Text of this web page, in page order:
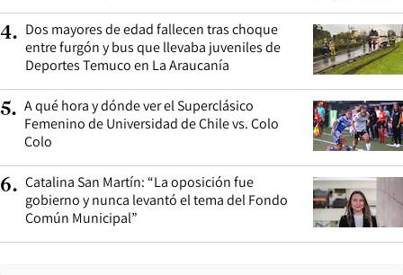
4. Dos mayores de edad fallecen tras choque
entre furgón y bus que llevaba juveniles de
Deportes Temuco en La Araucanía
5. A qué hora y dónde ver el Superclásico
Femenino de Universidad de Chile vs. Colo
Colo
6. Catalina San Martín: “La oposición fue
gobierno y nunca levantó el tema del Fondo
Común Municipal”